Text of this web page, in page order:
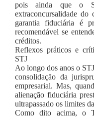
pois ainda que o
extraconcursalidade do
garantia fiduciária é
recomendável se
créditos.
Reflexos práticos e
STJ
Ao longo dos anos o
consolidação da
empresarial. Mas,
alienação fiduciária
ultrapassado os limites
Como dito acima, o